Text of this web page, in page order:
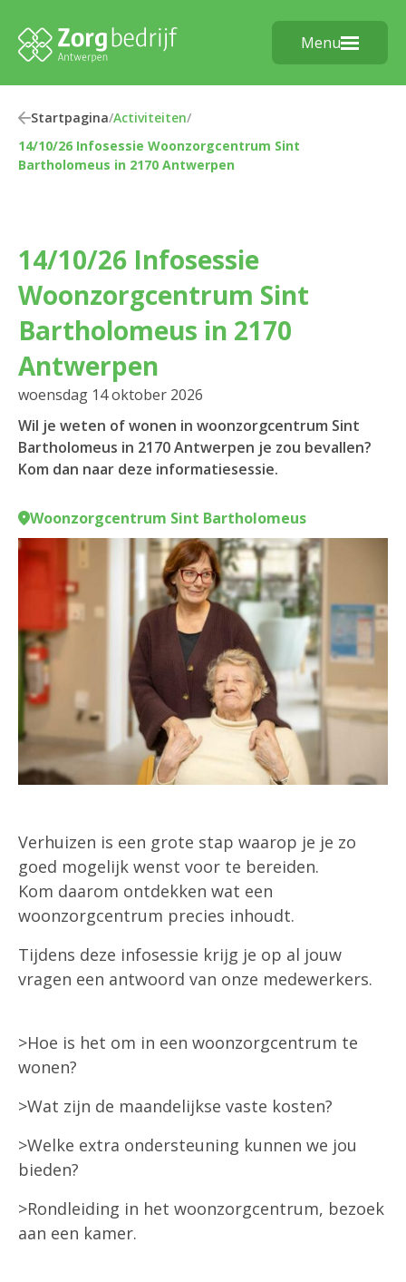
Menu
Startpagina/Activiteiten/
14/10/26 Infosessie Woonzorgcentrum Sint
Bartholomeus in 2170 Antwerpen
14/10/26 Infosessie
Woonzorgcentrum Sint
Bartholomeus in 2170
Antwerpen
woensdag 14 oktober 2026
Wil je weten of wonen in woonzorgcentrum Sint
Bartholomeus in 2170 Antwerpen je zou bevallen?
Kom dan naar deze informatiesessie.
Woonzorgcentrum Sint Bartholomeus
Verhuizen is een grote stap waarop je je zo
goed mogelijk wenst voor te bereiden.
Kom daarom ontdekken wat een
woonzorgcentrum precies inhoudt.
Tijdens deze infosessie krijg je op al jouw
vragen een antwoord van onze medewerkers.
>Hoe is het om in een woonzorgcentrum te
wonen?
>Wat zijn de maandelijkse vaste kosten?
>Welke extra ondersteuning kunnen we jou
bieden?
>Rondleiding in het woonzorgcentrum, bezoek
aan een kamer.